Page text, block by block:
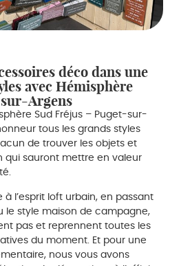
déco dans une
avec Hémisphère
Argens
Sud Fréjus – Puget-sur-
tous les grands styles
de trouver les objets et
qui sauront mettre en valeur
à l’esprit loft urbain, en passant
le style maison de campagne,
pas et reprennent toutes les
du moment. Et pour une
nous vous avons